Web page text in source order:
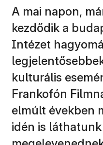
A mai napon,
kezdődik a
Intézet
kulturális
Frankofón
elmúlt években
idén is